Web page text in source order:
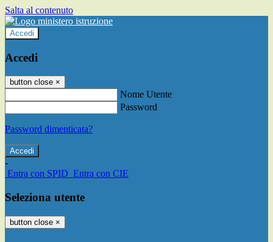
Salta al contenuto
Accedi
Accedi
button close ×
Nome Utente
Password
Password dimenticata?
-
Entra con SPID Entra con CIE
Seleziona utente
button close ×